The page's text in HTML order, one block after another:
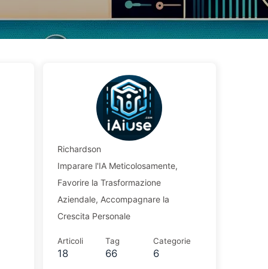
Richardson
Imparare l'IA Meticolosamente,
Favorire la Trasformazione
Aziendale, Accompagnare la
Crescita Personale
Articoli
18
Tag
66
Categorie
6